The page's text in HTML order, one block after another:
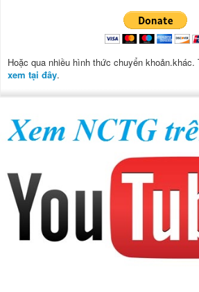
Hoặc qua nhiều hình thức chuyển
xem tại đây.